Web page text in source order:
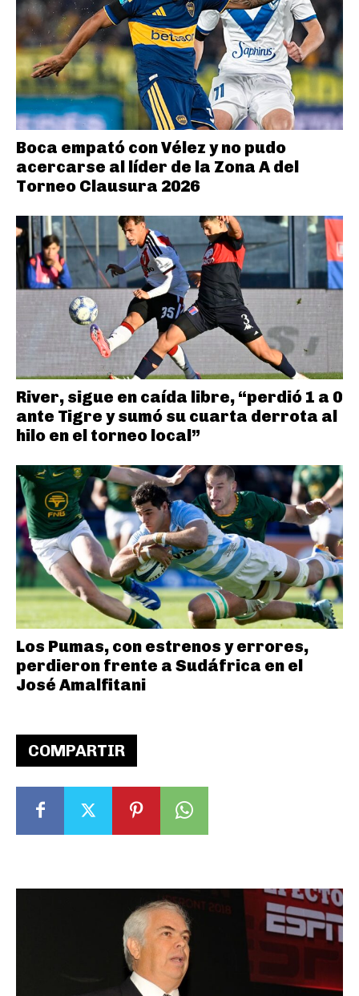
COMPARTIR
Boca empató con Vélez y no pudo
acercarse al líder de la Zona A del
Torneo Clausura 2026
River, sigue en caída libre, “perdió 1 a 0
ante Tigre y sumó su cuarta derrota al
hilo en el torneo local”
Los Pumas, con estrenos y errores,
perdieron frente a Sudáfrica en el
José Amalfitani